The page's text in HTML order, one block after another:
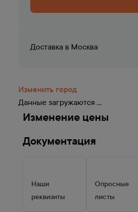
Доставка в Москва
Изменить город
Данные загружаются ...
Изменение цены
Документация
Наши
реквизиты
Опросные
листы